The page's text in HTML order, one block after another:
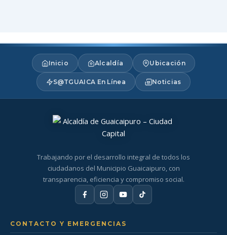
Inicio Alcaldía Ubicación
S@TGUAICA En Línea Noticias
Trabajando por el desarrollo integral de todos los
ciudadanos del Municipio Guaicaipuro, con
transparencia, eficiencia y compromiso social.
CONTACTO Y EMERGENCIAS